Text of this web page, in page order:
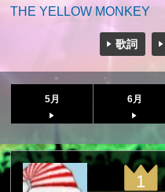
THE YELLOW MONKEY
歌詞
5月 6月
1